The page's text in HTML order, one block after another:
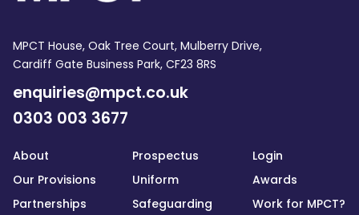
MPCT House, Oak Tree Court, Mulberry Drive,
Cardiff Gate Business Park, CF23 8RS
enquiries@mpct.co.uk
0303 003 3677
About
Our Provisions
Partnerships
Prospectus
Uniform
Safeguarding
Login
Awards
Work for MPCT?